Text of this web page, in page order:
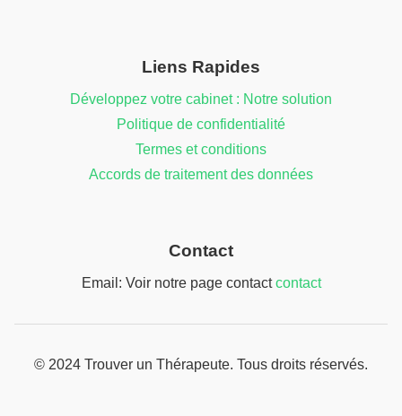
Liens Rapides
Développez votre cabinet : Notre solution
Politique de confidentialité
Termes et conditions
Accords de traitement des données
Contact
Email: Voir notre page contactcontact
© 2024 Trouver un Thérapeute. Tous droits réservés.